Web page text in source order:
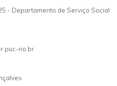
- Departamento de Serviço Social
rio.br